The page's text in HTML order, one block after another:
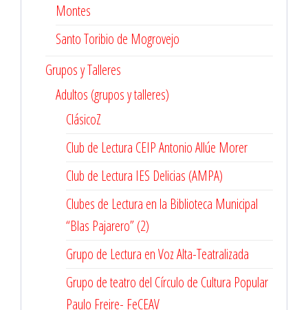
Montes
Santo Toribio de Mogrovejo
Grupos y Talleres
Adultos (grupos y talleres)
ClásicoZ
Club de Lectura CEIP Antonio Allúe Morer
Club de Lectura IES Delicias (AMPA)
Clubes de Lectura en la Biblioteca Municipal
“Blas Pajarero” (2)
Grupo de Lectura en Voz Alta-Teatralizada
Grupo de teatro del Círculo de Cultura Popular
Paulo Freire- FeCEAV